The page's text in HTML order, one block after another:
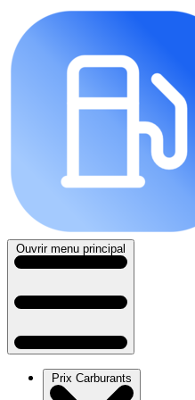
Ouvrir menu principal
Prix Carburants